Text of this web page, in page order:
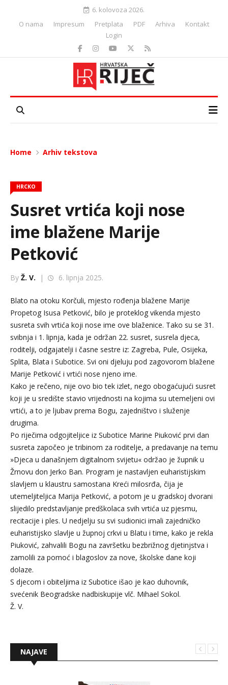
6. kolovoza 2026.
O nama
Impresum Pretplata PDF Arhiva
Kontakt
Login
Home Arhiv tekstova
HRCKO
Susret vrtića koji nose
ime blažene Marije
Petković
By Ž. V. | 6. lipnja 2025.
Blato na otoku Korčuli, mjesto rođenja blažene Marije
Propetog Isusa Petković, bilo je proteklog vikenda mjesto
susreta svih vrtića koji nose ime ove blaženice. Tako su se 31.
svibnja i 1. lipnja, kada je održan 22. susret, susrela djeca,
roditelji, odgajatelji i časne sestre iz: Zagreba, Pule, Osijeka,
Splita, Blata i Subotice. Svi oni djeluju pod zagovorom blažene
Marije Petković i vrtići nose njeno ime.
Kako je rečeno, nije ovo bio tek izlet, nego obogaćujući susret
koji je u središte stavio vrijednosti na kojima su utemeljeni ovi
vrtići, a to je ljubav prema Bogu, zajedništvo i služenje
drugima.
Po riječima odgojiteljice iz Subotice Marine Piuković prvi dan
susreta započeo je tribinom za roditelje, a predavanje na temu
»Djeca u današnjem digitalnom svijetu« održao je župnik u
Žrnovu don Jerko Ban. Program je nastavljen euharistijskim
slavljem u klaustru samostana Kreći milosrđa, čija je
utemeljiteljica Marija Petković, a potom je u gradskoj dvorani
slijedilo predstavljanje predškolaca svih vrtića uz pjesmu,
recitacije i ples. U nedjelju su svi sudionici imali zajedničko
euharistijsko slavlje u župnoj crkvi u Blatu i time, kako je rekla
Piuković, zahvalili Bogu na završetku bezbrižnog djetinjstva i
zamolili za pomoć i blagoslov za nove, školske dane koji
dolaze.
S djecom i obiteljima iz Subotice išao je kao duhovnik,
svećenik Beogradske nadbiskupije vlč. Mihael Sokol.
Ž. V.
NAJAVE